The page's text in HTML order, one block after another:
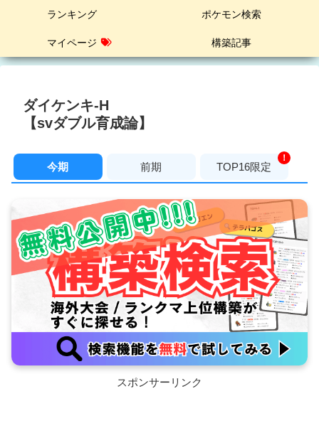
ランキング ポケモン検索
マイページ 構築記事
ダイケンキ-H
【svダブル育成論】
今期 前期 TOP16限定
！
スポンサーリンク